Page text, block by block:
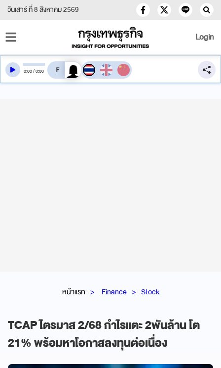
วันเสาร์ ที่ 8 สิงหาคม 2569
Login
หน้าแรก Finance Stock
TCAP ไตรมาส 2/68 กำไรแตะ 2พันล้าน โต
21% พร้อมหาโอกาสลงทุนต่อเนื่อง
0:00/0:00 สลับเสียงอ่าน